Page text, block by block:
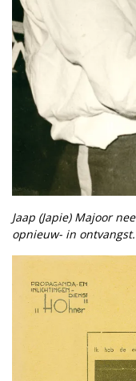
Jaap (Japie) Majoor
opnieuw- in ontvangst.